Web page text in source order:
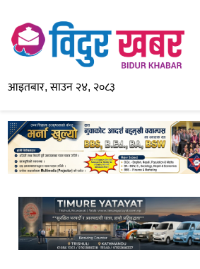
आइतबार, साउन २४, २०८३